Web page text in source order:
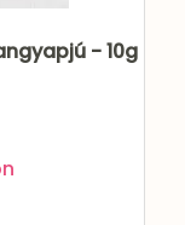
- 10g